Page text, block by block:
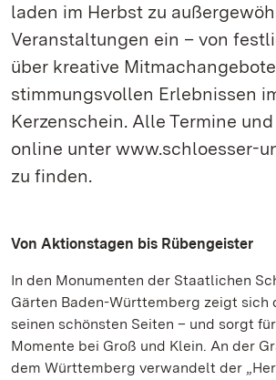
laden im Herbst zu
Veranstaltungen ein – von
über kreative
stimmungsvollen Erlebnissen
Kerzenschein. Alle Termine
online unter www.schloesser-
zu finden.
Von Aktionstagen bis Rübengeister
In den Monumenten der Staatlichen
Gärten Baden-Württemberg zeigt sich
seinen schönsten Seiten – und sorgt
Momente bei Groß und Klein. An der
dem Württemberg verwandelt der